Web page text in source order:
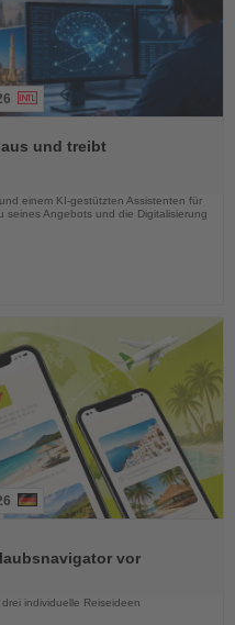
und treibt
einem KI-gestützten Assistenten für
seines Angebots und die Digitalisierung
vor
individuelle Reiseideen